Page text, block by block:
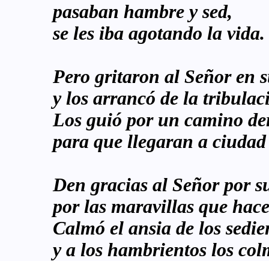
pasaban hambre y sed,
se les iba agotando la vida.
Pero gritaron al Señor en
y los arrancó de la
Los guió por un camino
para que llegaran a
Den gracias al Señor por
por las maravillas que
Calmó el ansia de los
y a los hambrientos los